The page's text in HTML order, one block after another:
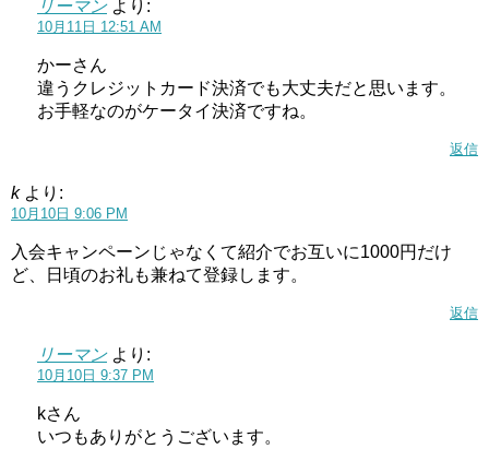
リーマン より:
10月11日 12:51 AM
かーさん
違うクレジットカード決済でも大丈夫だと思います。
お手軽なのがケータイ決済ですね。
返信
k より:
10月10日 9:06 PM
入会キャンペーンじゃなくて紹介でお互いに1000円だけ
ど、日頃のお礼も兼ねて登録します。
返信
リーマン より:
10月10日 9:37 PM
kさん
いつもありがとうございます。